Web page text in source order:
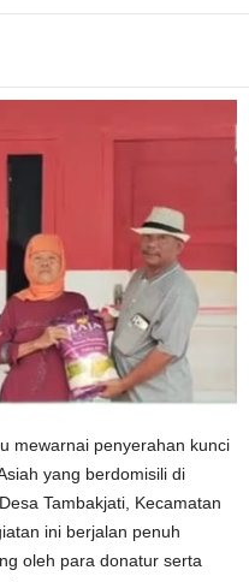
mewarnai penyerahan kunci
yang berdomisili di
Tambakjati, Kecamatan
ini berjalan penuh
oleh para donatur serta